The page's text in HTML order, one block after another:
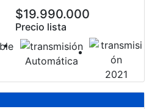
$19.990.000
Precio lista
Automática
2021